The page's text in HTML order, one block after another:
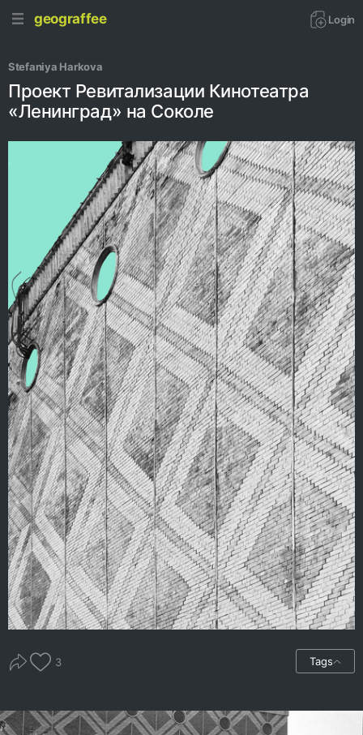
geograffee Login
Stefaniya Harkova
Проект Ревитализации Кинотеатра
«Ленинград» на Соколе
3 Tags